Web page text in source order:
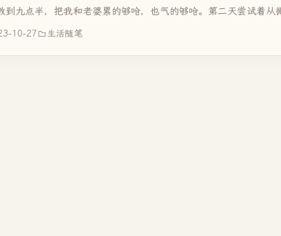
到九点半，把我和老婆累的够呛，也气的够呛。第二天尝试着
很快记住了。 ...
10-27 生活随笔